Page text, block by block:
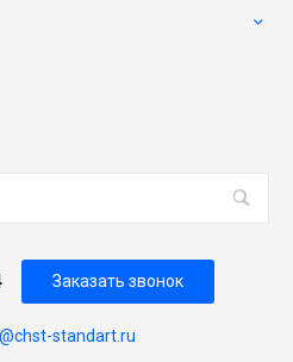
standart.ru
Заказать звонок